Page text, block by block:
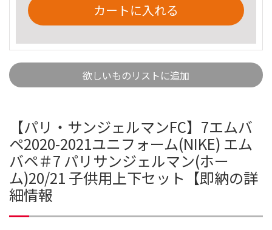
カートに入れる
欲しいものリストに追加
【パリ・サンジェルマンFC】7エムバ
ペ2020-2021ユニフォーム(NIKE) エム
バペ＃7 パリサンジェルマン(ホー
ム)20/21 子供用上下セット【即納の詳
細情報